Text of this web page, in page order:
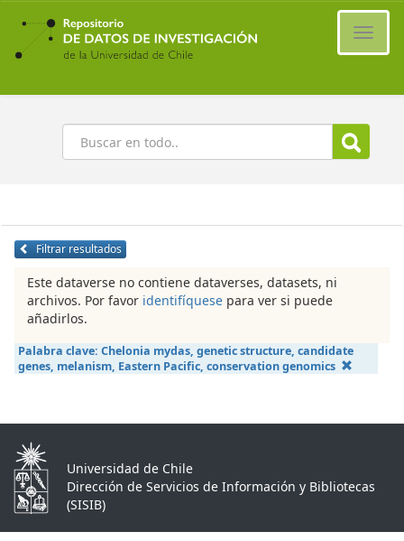
Ir
contenido
principal
Buscar
Filtrar resultados
Este dataverse no contiene dataverses, datasets, ni
archivos. Por favor identifíquese para ver si puede
añadirlos.
Palabra clave: Chelonia mydas, genetic structure, candidate
genes, melanism, Eastern Pacific, conservation genomics
Universidad de Chile
Dirección de Servicios de Información y Bibliotecas
(SISIB)